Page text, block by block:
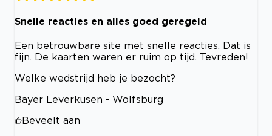
Snelle reacties en alles goed geregeld
Een betrouwbare site met snelle reacties. Dat is
fijn. De kaarten waren er ruim op tijd. Tevreden!
Welke wedstrijd heb je bezocht?
Bayer Leverkusen - Wolfsburg
Beveelt aan